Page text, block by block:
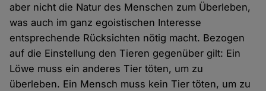
aber nicht die Natur des Menschen zum Überleben,
was auch im ganz egoistischen Interesse
entsprechende Rücksichten nötig macht. Bezogen
auf die Einstellung den Tieren gegenüber gilt: Ein
Löwe muss ein anderes Tier töten, um zu
überleben. Ein Mensch muss kein Tier töten, um zu